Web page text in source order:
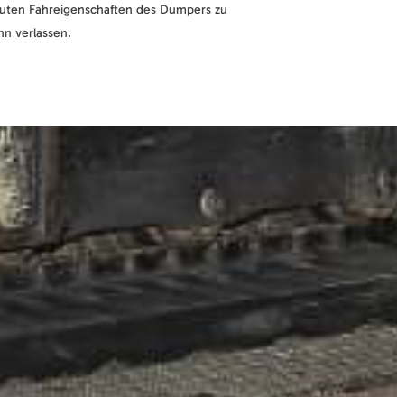
Fahreigenschaften des Dumpers zu
verlassen.